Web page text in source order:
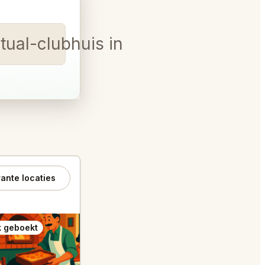
clubhuis in Sardinië vo
locaties
geboekt